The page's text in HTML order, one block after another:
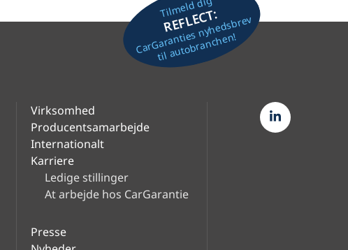
Tilmeld dig
REFLECT:
CarGaranties nyhedsbrev
til autobranchen!
Virksomhed
Producentsamarbejde
Internationalt
Karriere
Ledige stillinger
At arbejde hos CarGarantie
Presse